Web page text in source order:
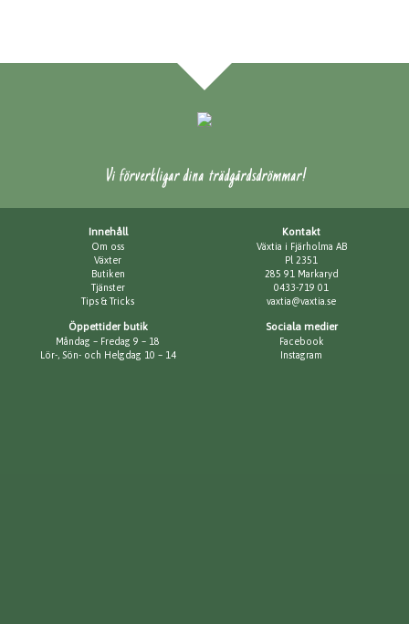
Vi förverkligar dina trädgårdsdrömmar!
Innehåll
Om oss
Växter
Butiken
Tjänster
Tips & Tricks
Kontakt
Växtia i Fjärholma AB
Pl 2351
285 91 Markaryd
0433-719 01
vaxtia@vaxtia.se
Öppettider butik
Måndag – Fredag 9 – 18
Lör-, Sön- och Helgdag 10 – 14
Sociala medier
Facebook
Instagram